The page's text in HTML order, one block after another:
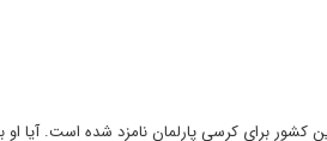
کشور برای کرسی پارلمان نامزد شده است. آیا